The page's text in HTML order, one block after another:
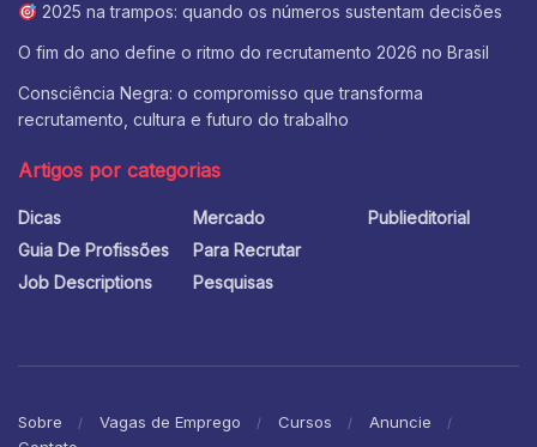
2025 na trampos: quando os números sustentam decisões
O fim do ano define o ritmo do recrutamento 2026 no Brasil
Consciência Negra: o compromisso que transforma
recrutamento, cultura e futuro do trabalho
Artigos por categorias
Dicas
Guia De Profissões
Job Descriptions
Mercado
Para Recrutar
Pesquisas
Publieditorial
Sobre Vagas de Emprego Cursos
Anuncie